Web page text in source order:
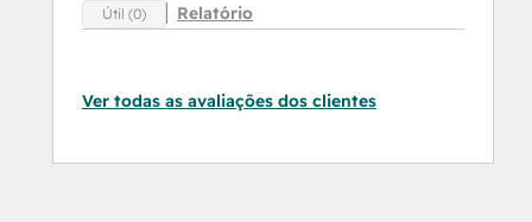
Útil (0) Relatório
Ver todas as avaliações dos clientes